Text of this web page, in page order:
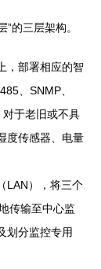
的三层架构。
，部署相应的智
、SNMP、
于老旧或不具
度传感器、电量
LAN），将三个
传输至中心监
划分监控专用